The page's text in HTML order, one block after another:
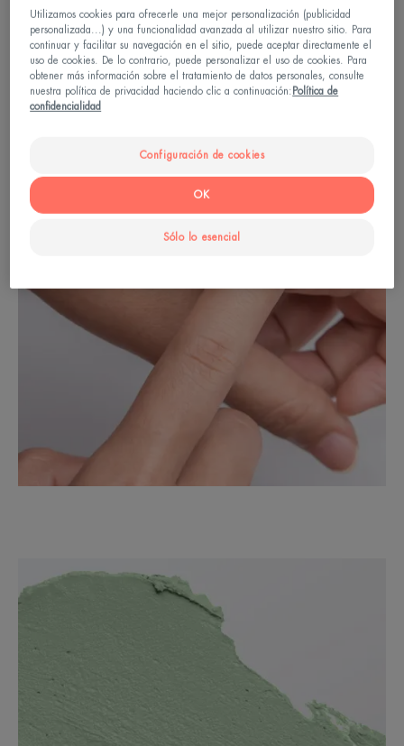
suavemente el producto desde el centro hacia los
bordes exteriores del rostro.
Utilizamos cookies para ofrecerle una mejor personalización (publicidad
personalizada...) y una funcionalidad avanzada al utilizar nuestro sitio. Para
continuar y facilitar su navegación en el sitio, puede aceptar directamente el
uso de cookies. De lo contrario, puede personalizar el uso de cookies. Para
obtener más información sobre el tratamiento de datos personales, consulte
nuestra política de privacidad haciendo clic a continuación: Política de
confidencialidad
Configuración de cookies
Sólo lo esencial
OK